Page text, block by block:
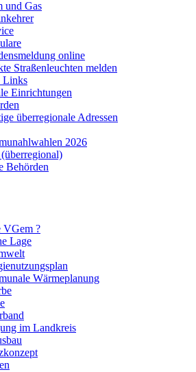
und Gas
online
Straßenleuchten melden
Links
Einrichtungen
überregionale Adressen
2026
Behörden
VGem ?
Lage
Wärmeplanung
im Landkreis